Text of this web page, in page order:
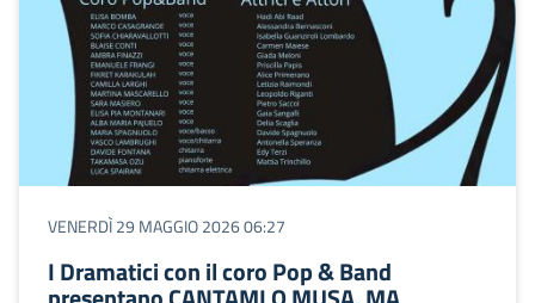
VENERDÌ 29 MAGGIO 2026 06:27
I Dramatici con il coro Pop & Band